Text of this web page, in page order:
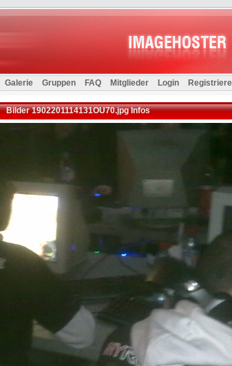
Galerie Gruppen FAQ Mitglieder Login
Bilder 1902201114131OU70.jpg Infos